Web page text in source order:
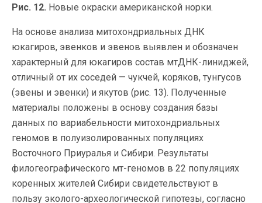
Рис. 12. Новые окраски американской норки.
На основе анализа митохондриальных ДНК
юкагиров, эвенков и эвенов выявлен и обозначен
характерный для юкагиров состав мтДНК-линиджей,
отличный от их соседей — чукчей, коряков, тунгусов
(эвены и эвенки) и якутов (рис. 13). Полученные
материалы положены в основу создания базы
данных по вариабельности митохондриальных
геномов в полуизолированных популяциях
Восточного Приуралья и Сибири. Результаты
филогеографического мт-геномов в 22 популяциях
коренных жителей Сибири свидетельствуют в
пользу эколого-археологической гипотезы, согласно